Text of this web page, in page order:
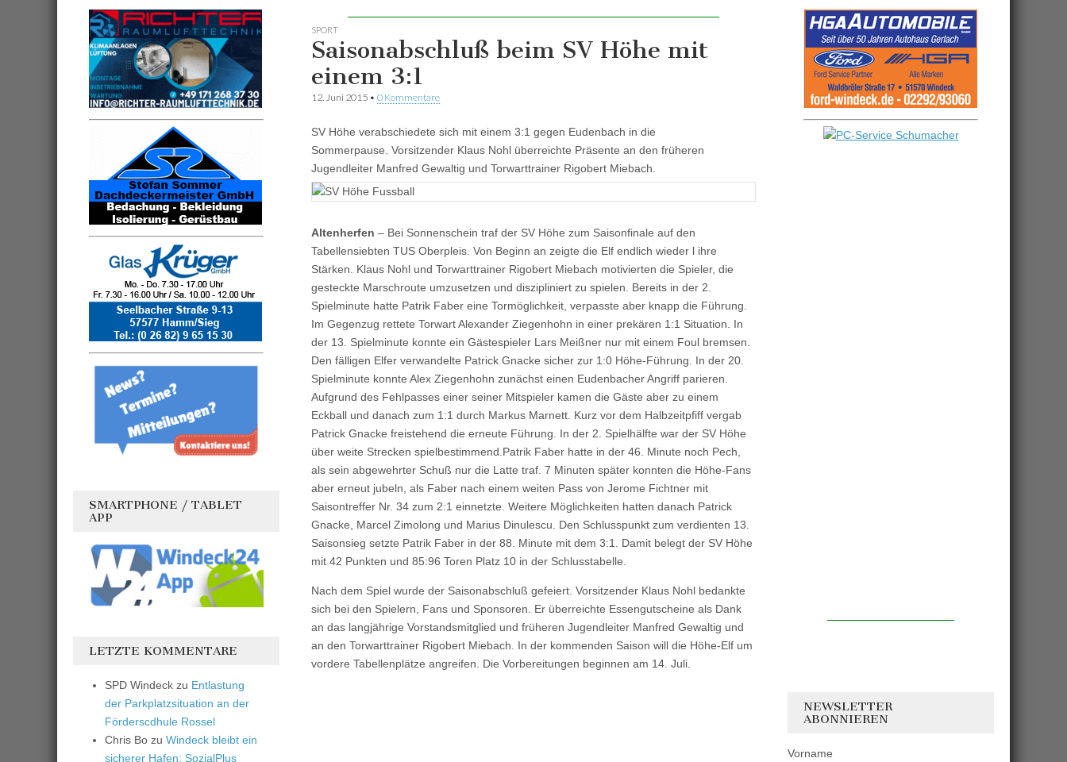
SPORT
Saisonabschluß beim SV Höhe mit
einem 3:1
12. Juni 2015 • 0 Kommentare
SV Höhe verabschiedete sich mit einem 3:1 gegen Eudenbach in die
Sommerpause. Vorsitzender Klaus Nohl überreichte Präsente an den früheren
Jugendleiter Manfred Gewaltig und Torwarttrainer Rigobert Miebach.
Altenherfen – Bei Sonnenschein traf der SV Höhe zum Saisonfinale auf den
Tabellensiebten TUS Oberpleis. Von Beginn an zeigte die Elf endlich wieder l ihre
Stärken. Klaus Nohl und Torwarttrainer Rigobert Miebach motivierten die Spieler, die
gesteckte Marschroute umzusetzen und diszipliniert zu spielen. Bereits in der 2.
Spielminute hatte Patrik Faber eine Tormöglichkeit, verpasste aber knapp die Führung.
Im Gegenzug rettete Torwart Alexander Ziegenhohn in einer prekären 1:1 Situation. In
der 13. Spielminute konnte ein Gästespieler Lars Meißner nur mit einem Foul bremsen.
Den fälligen Elfer verwandelte Patrick Gnacke sicher zur 1:0 Höhe-Führung. In der 20.
Spielminute konnte Alex Ziegenhohn zunächst einen Eudenbacher Angriff parieren.
Aufgrund des Fehlpasses einer seiner Mitspieler kamen die Gäste aber zu einem
Eckball und danach zum 1:1 durch Markus Marnett. Kurz vor dem Halbzeitpfiff vergab
Patrick Gnacke freistehend die erneute Führung. In der 2. Spielhälfte war der SV Höhe
über weite Strecken spielbestimmend.Patrik Faber hatte in der 46. Minute noch Pech,
als sein abgewehrter Schuß nur die Latte traf. 7 Minuten später konnten die Höhe-Fans
aber erneut jubeln, als Faber nach einem weiten Pass von Jerome Fichtner mit
Saisontreffer Nr. 34 zum 2:1 einnetzte. Weitere Möglichkeiten hatten danach Patrick
Gnacke, Marcel Zimolong und Marius Dinulescu. Den Schlusspunkt zum verdienten 13.
Saisonsieg setzte Patrik Faber in der 88. Minute mit dem 3:1. Damit belegt der SV Höhe
mit 42 Punkten und 85:96 Toren Platz 10 in der Schlusstabelle.
Nach dem Spiel wurde der Saisonabschluß gefeiert. Vorsitzender Klaus Nohl bedankte
sich bei den Spielern, Fans und Sponsoren. Er überreichte Essengutscheine als Dank
an das langjährige Vorstandsmitglied und früheren Jugendleiter Manfred Gewaltig und
an den Torwarttrainer Rigobert Miebach. In der kommenden Saison will die Höhe-Elf um
vordere Tabellenplätze angreifen. Die Vorbereitungen beginnen am 14. Juli.
SMARTPHONE / TABLET
APP
LETZTE KOMMENTARE
SPD Windeck zu Entlastung
der Parkplatzsituation an der
Förderscdhule Rossel
Chris Bo zu Windeck bleibt ein
sicherer Hafen: SozialPlus
NEWSLETTER
ABONNIEREN
Vorname